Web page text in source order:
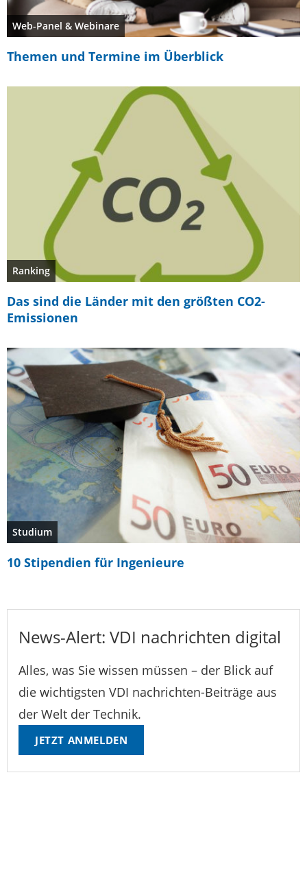
Web-Panel & Webinare
Themen und Termine im Überblick
Ranking
Das sind die Länder mit den größten CO2-
Emissionen
Studium
10 Stipendien für Ingenieure
News-Alert: VDI nachrichten digital
Alles, was Sie wissen müssen – der Blick auf
die wichtigsten VDI nachrichten-Beiträge aus
der Welt der Technik.
JETZT ANMELDEN